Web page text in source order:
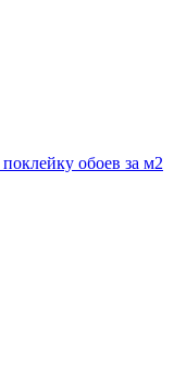
обоев за м2